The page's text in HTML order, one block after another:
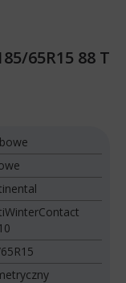
65R15 88 T